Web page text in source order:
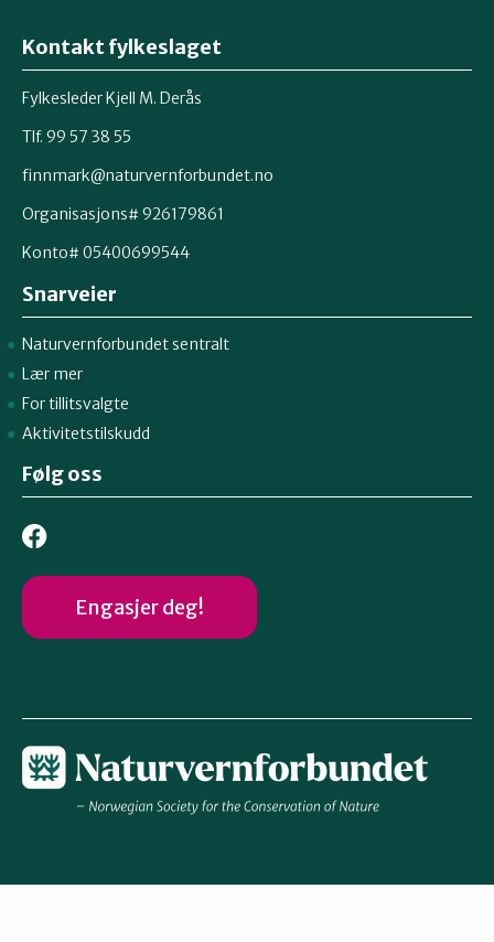
Kontakt fylkeslaget
Fylkesleder Kjell M. Derås
Tlf. 99 57 38 55
finnmark@naturvernforbundet.no
Organisasjons# 926179861
Konto# 05400699544
Snarveier
Naturvernforbundet sentralt
Lær mer
For tillitsvalgte
Aktivitetstilskudd
Følg oss
Engasjer deg!